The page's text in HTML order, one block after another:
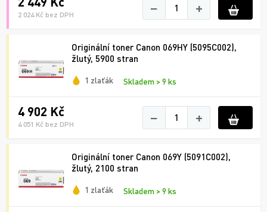
2 024 Kč bez DPH − +
Originální toner Canon 069HY (5095C002),
žlutý, 5900 stran
1 zlaťák Skladem > 9 ks
4 902 Kč
4 051 Kč bez DPH − +
Originální toner Canon 069Y (5091C002),
žlutý, 2100 stran
1 zlaťák Skladem > 9 ks